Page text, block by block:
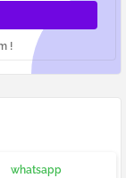
!
whatsapp